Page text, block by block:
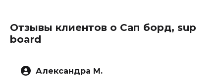
Отзывы клиентов о Сап борд, sup
board
Александра М.